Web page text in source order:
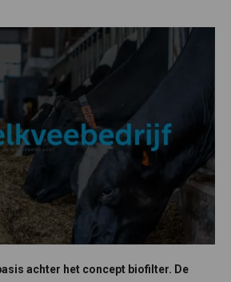
achter het concept biofilter. De